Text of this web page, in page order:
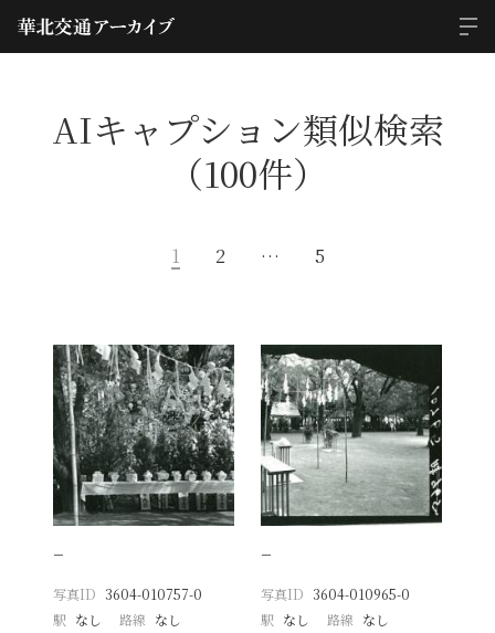
AIキャプション類似検索
（100件）
1 2 … 5
−
写真ID 3604-010757-0
駅 なし 路線 なし
−
写真ID 3604-010965-0
駅 なし 路線 なし